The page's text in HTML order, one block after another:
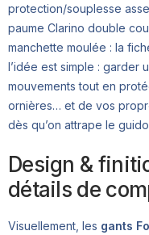
protection/souplesse
paume Clarino double
manchette moulée : la
l’idée est simple : garder
mouvements tout en
ornières… et de vos
dès qu’on attrape le
Design &
détails de
Visuellement, les gants